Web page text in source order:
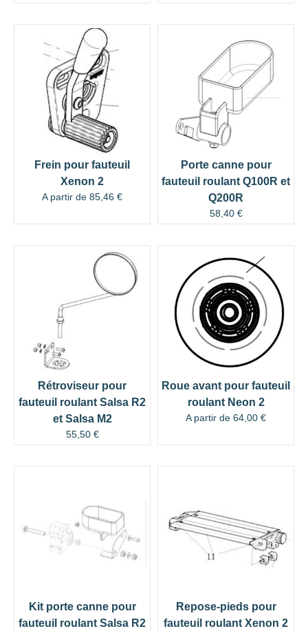
Frein pour fauteuil
Xenon 2
A partir de 85,46 €
Porte canne pour
fauteuil roulant Q100R et
Q200R
58,40 €
Rétroviseur pour
fauteuil roulant Salsa R2
et Salsa M2
55,50 €
Roue avant pour fauteuil
roulant Neon 2
A partir de 64,00 €
Kit porte canne pour
fauteuil roulant Salsa R2
Repose-pieds pour
fauteuil roulant Xenon 2